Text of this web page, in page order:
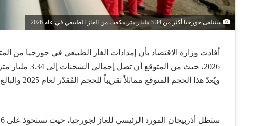
ستتلقى جورجيا أكثر من 3.34 مليار متر مكعب من الغاز الطبيعي في عام 2026
أفادت وزارة الاقتصاد بأن إمدادات الغاز الطبيعي في جورجيا
2026، حيث من
ويُعدّ هذا الحجم المتوقع مماثلاً تقريباً للحجم المُقدّر لعام 2025 والبالغ 3.32 مليار متر مكعب.